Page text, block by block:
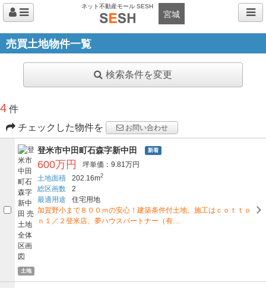
ネット不動産モール SESH
宮城
売買土地物件一覧
検索条件を変更
4 件
チェックした物件を
お問い合わせ
土地
登米市中田町石森字新中田 新着
600万円
坪単価：9.81万円
土地面積
202.16m2
総区画数
2
最適用途
住宅用地
加賀野小まで８００ｍの安心！建築条件付土地。施工はｃｏｔｔｏ
ｎ１／２登米店、夢ハウスパートナー（有…